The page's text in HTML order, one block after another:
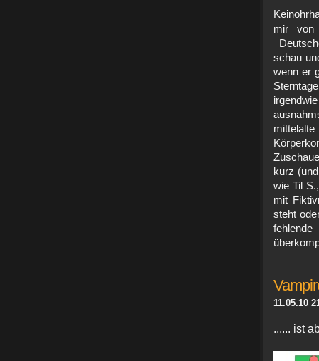
mir von
schau
wenn er
kurz
wie Til
mit
steht
11.05.10
...... ist